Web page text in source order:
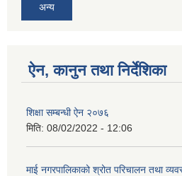
अन्य
ऐन, कानुन तथा निर्देशिका
शिक्षा सम्बन्धी ऐन २०७६
मिति: 08/02/2022 - 12:06
माई नगरपालिकाको श्रोत परिचालन तथा